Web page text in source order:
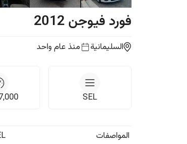
فورد فيوجن 2012
السليمانية منذ عام واحد
SEL
المواصفات